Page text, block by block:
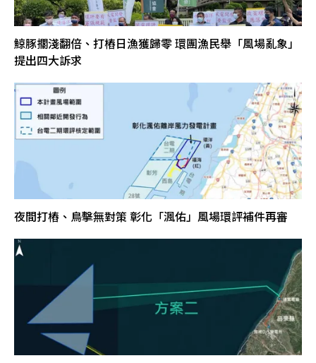
鯨豚擱淺翻倍、打樁日漁獲歸零 環團漁民舉「風場亂象」
提出四大訴求
夜間打樁、鳥擊無對策 彰化「渢佑」風場環評補件再審